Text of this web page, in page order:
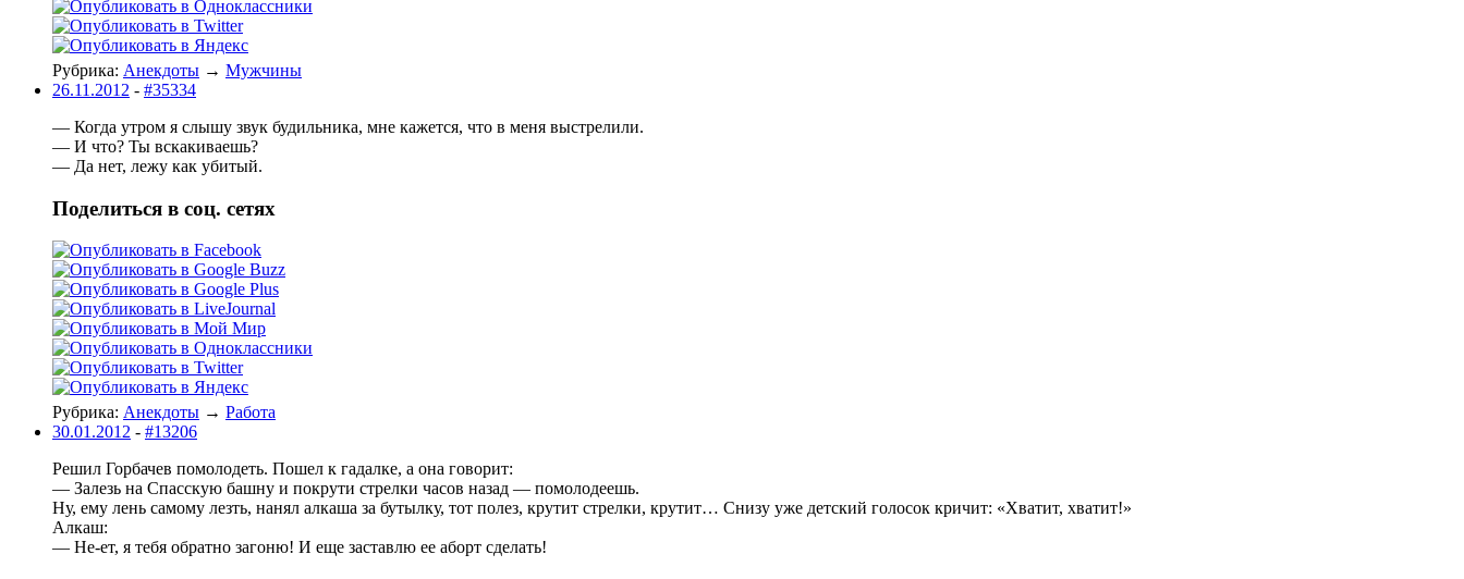
Рубрика: Анекдоты → Мужчины
26.11.2012 - #35334
— Когда утром я слышу звук будильника, мне кажется, что в меня выстрелили.
— И что? Ты вскакиваешь?
— Да нет, лежу как убитый.
Поделиться в соц. сетях
Рубрика: Анекдоты → Работа
30.01.2012 - #13206
Решил Горбачев помолодеть. Пошел к гадалке, а она говорит:
— Залезь на Спасскую башну и покрути стрелки часов назад — помолодеешь.
Ну, ему лень самому лезть, нанял алкаша за бутылку, тот полез, крутит стрелки, крутит… Снизу уже детский голосок кричит: «Хватит, хватит!»
Алкаш:
— Не-ет, я тебя обратно загоню! И еще заставлю ее аборт сделать!